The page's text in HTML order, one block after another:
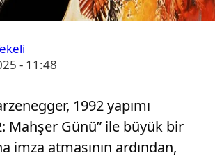
- 11:48
1992 yapımı
Mahşer Günü” ile büyük bir
imza atmasının ardından,